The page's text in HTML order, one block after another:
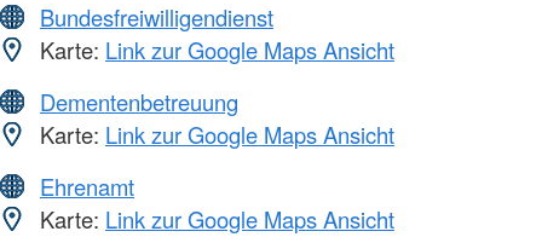
Bundesfreiwilligendienst
Karte: Link zur Google Maps Ansicht
Dementenbetreuung
Karte: Link zur Google Maps Ansicht
Ehrenamt
Karte: Link zur Google Maps Ansicht